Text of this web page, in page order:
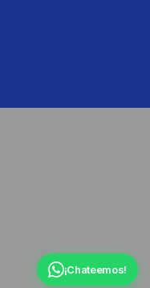
¡Chateemos!